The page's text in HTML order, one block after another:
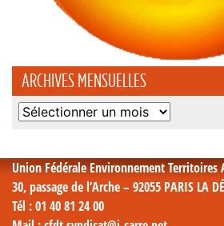
ARCHIVES MENSUELLES
Archives
Union Fédérale Environnement
30, passage de l’Arche – 92055 PARIS LA
Tél : 01 40 81 24 00